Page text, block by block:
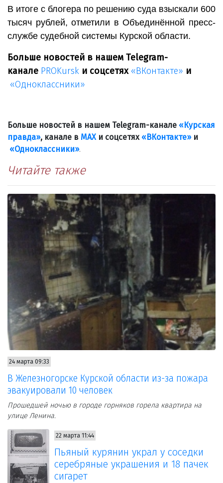
В итоге с блогера по решению суда взыскали 600
тысяч рублей, отметили в Объединённой пресс-
службе судебной системы Курской области.
Больше новостей в нашем Telegram-
канале PROKursk и соцсетях «ВКонтакте» и
«Одноклассники»
Больше новостей в нашем Telegram-канале «Курская
правда», канале в МАХи соцсетях «ВКонтакте»и
«Одноклассники».
Читайте также
24 марта 09:33
В Железногорске Курской области из-за пожара
эвакуировали 10 человек
Прошедшей ночью в городе горняков горела квартира на
улице Ленина.
22 марта 11:44
Пьяный курянин украл у соседки
серебряные украшения и 18 пачек
сигарет